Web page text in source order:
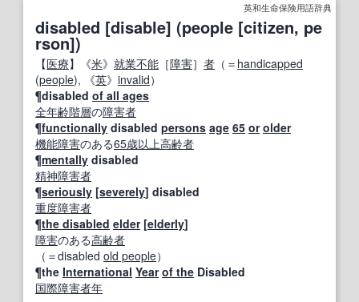
英和生命保険用語辞典
disabled [disable] (people [citizen, pe
rson])
【医療】《米》 就業不能 ［障害］ 者 （＝ handicapped
(people), 《英》 invalid）
¶disabled of all ages
全年齢階層の障害者
¶functionally disabled persons age 65 or older
機能障害のある65歳以上高齢者
¶mentally disabled
精神障害者
¶seriously [severely] disabled
重度障害者
¶the disabled elder[elderly]
障害のある高齢者
（＝disabled old people）
¶the International Year of the Disabled
国際障害者年